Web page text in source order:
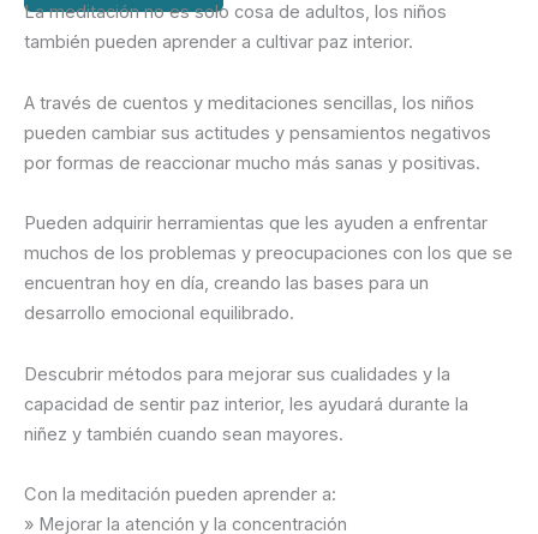
La meditación no es solo cosa de adultos, los niños
también pueden aprender a cultivar paz interior.
A través de cuentos y meditaciones sencillas, los niños
pueden cambiar sus actitudes y pensamientos negativos
por formas de reaccionar mucho más sanas y positivas.
Pueden adquirir herramientas que les ayuden a enfrentar
muchos de los problemas y preocupaciones con los que se
encuentran hoy en día, creando las bases para un
desarrollo emocional equilibrado.
Descubrir métodos para mejorar sus cualidades y la
capacidad de sentir paz interior, les ayudará durante la
niñez y también cuando sean mayores.
Con la meditación pueden aprender a:
» Mejorar la atención y la concentración